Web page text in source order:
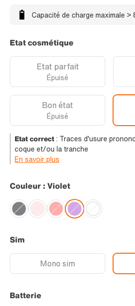
Capacité de charge maximale >
Etat cosmétique
Etat parfait
Épuisé
Bon état
Épuisé
Etat correct: Traces d'usure
coque et/ou la tranche
En savoir plus
Couleur : Violet
Sim
Mono sim
Batterie